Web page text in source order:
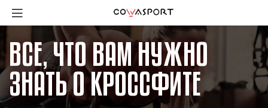
ВСЕ, ЧТО ВАМ НУЖНО
ЗНАТЬ О КРОССФИТЕ